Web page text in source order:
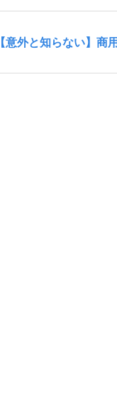
【意外と知らない】